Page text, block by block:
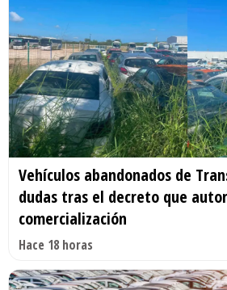
Vehículos abandonados de
dudas tras el decreto que
comercialización
Hace 18 horas